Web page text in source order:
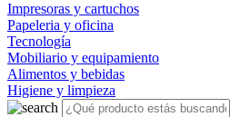
Impresoras y cartuchos
Papeleria y oficina
Tecnología
Mobiliario y equipamiento
Alimentos y bebidas
Higiene y limpieza